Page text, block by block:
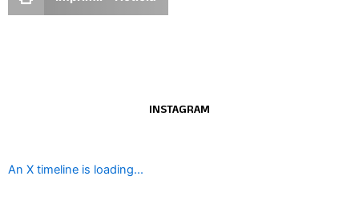
INSTAGRAM
An X timeline is loading...